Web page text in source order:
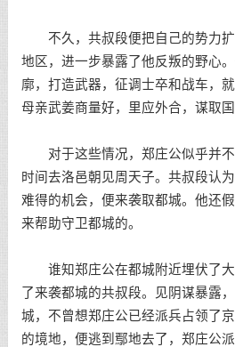
不久，共叔段便把自己的势力扩
地区，进一步暴露了他反叛的野心
廓，打造武器，征调士卒和战车，
母亲武姜商量好，里应外合，谋取国
对于这些情况，郑庄公似乎并不
时间去洛邑朝见周天子。共叔段认
难得的机会，便来袭取都城。他还
来帮助守卫都城的。
谁知郑庄公在都城附近埋伏了大
了来袭都城的共叔段。见阴谋暴露
城，不曾想郑庄公已经派兵占领了
的境地，便逃到鄢地去了，郑庄公